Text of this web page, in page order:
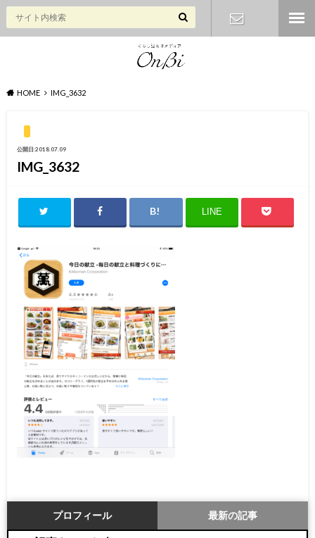
HOME IMG_3632
公開日:2018.07.09
IMG_3632
LINE
プロフィール 最新の記事